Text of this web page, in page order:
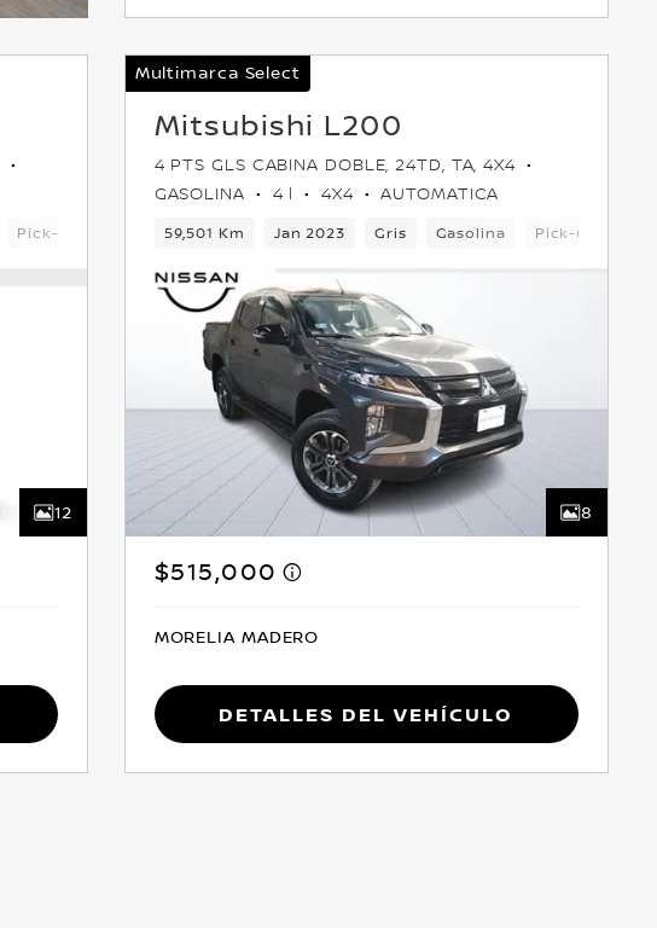
Pick-up
12
Multimarca Select
Mitsubishi L200
4 PTS GLS CABINA DOBLE, 24TD, TA, 4X4
GASOLINA
4 l 4X4 AUTOMATICA
59,501 Km Jan 2023 Gris Gasolina Pick-up
8
$515,000
MORELIA MADERO
Detalles del vehículo